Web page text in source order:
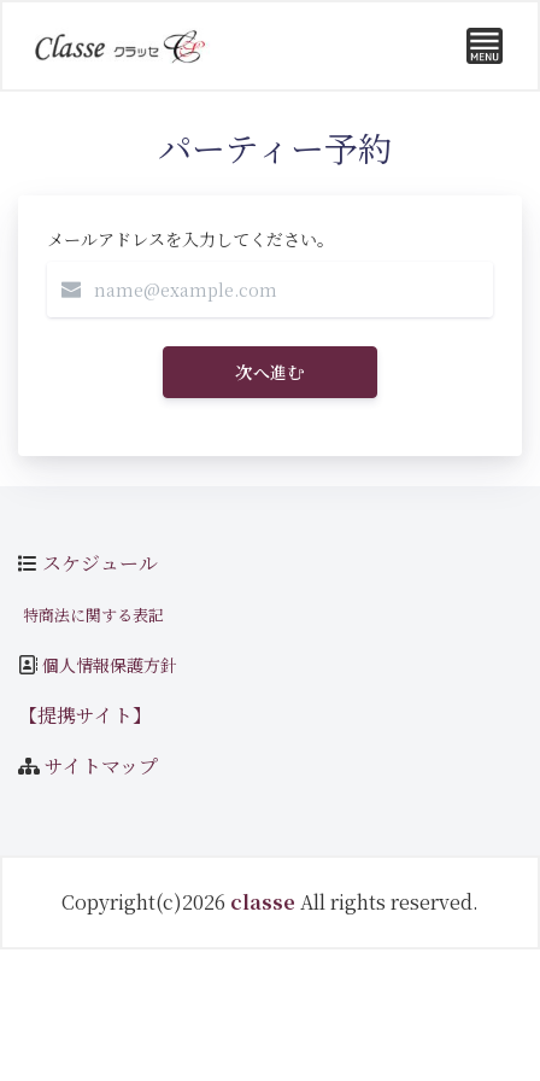
パーティー予約
メールアドレスを入力してください。
次へ進む
スケジュール
特商法に関する表記
個人情報保護方針
【提携サイト】
サイトマップ
Copyright(c)2026 classe All rights reserved.